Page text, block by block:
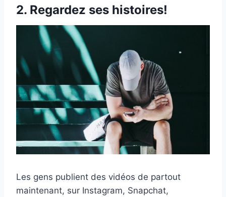
2. Regardez ses histoires!
Les gens publient des vidéos de partout
maintenant, sur Instagram, Snapchat,